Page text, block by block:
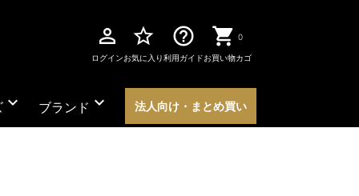
perm_identity
ログイン
star_border
お気に入り
help_outline
利用ガイド
0
お買い物カゴ
expand_more ブランド expand_more 法人向け・まとめ買い